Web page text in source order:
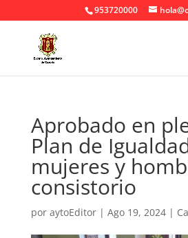
953720000
Aprobado en
Plan de
mujeres y
consistorio
por aytoEditor| Ago 19, 2024|